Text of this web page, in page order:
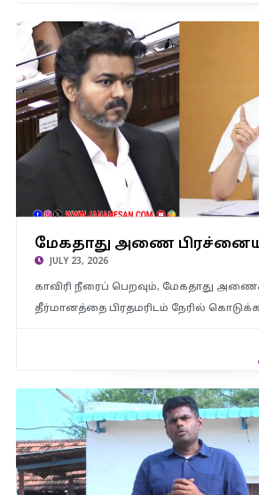
கலைக்க வேண்டும் – திமுக தலைவர்
கேள்விகள்..?
மேகதாது அணை
JULY 23, 2026
காவிரி நீரைப் பெறவும், மேகதாது
தீர்மானத்தை பிரதமரிடம் நேரில்